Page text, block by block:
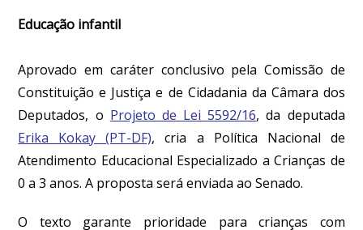
Educação infantil
Aprovado em caráter conclusivo pela Comissão de
Constituição e Justiça e de Cidadania da Câmara dos
Deputados, o Projeto de Lei 5592/16, da deputada
Erika Kokay (PT-DF), cria a Política Nacional de
Atendimento Educacional Especializado a Crianças de
0 a 3 anos. A proposta será enviada ao Senado.
O texto garante prioridade para crianças com